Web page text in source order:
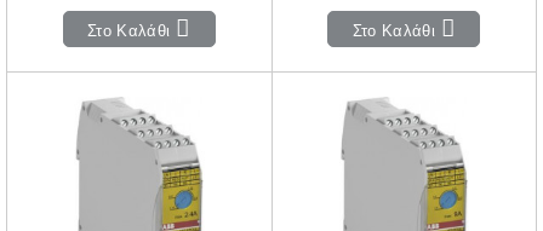
Στο Καλάθι Στο Καλάθι